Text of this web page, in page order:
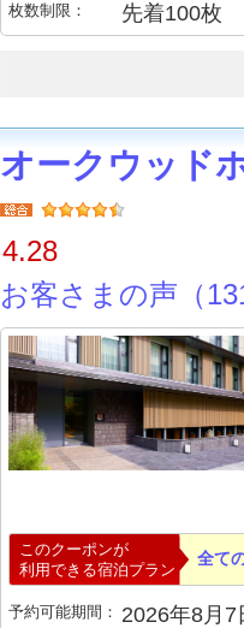
枚数制限： 先着100枚
オークウッド
4.28
お客さまの声（
このクーポンが
利用できる宿泊プラン
全て
予約可能期間： 2026年8月